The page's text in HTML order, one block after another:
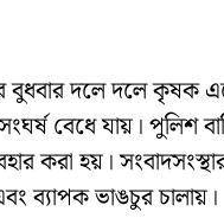
দলে দলে কৃষক
বেধে যায়। পুলিশ
করা হয়।
ব্যাপক ভাঙচুর চালায়।